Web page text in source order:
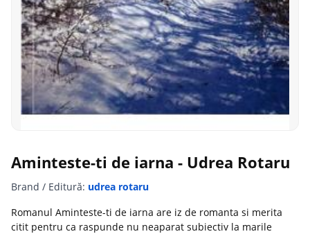
Aminteste-ti de iarna - Udrea Rotaru
Brand / Editură: udrea rotaru
Romanul Aminteste-ti de iarna are iz de romanta si merita
citit pentru ca raspunde nu neaparat subiectiv la marile